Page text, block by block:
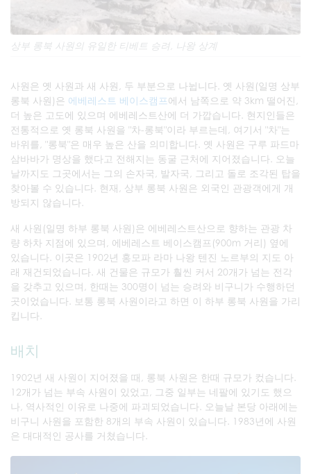
상부 롱북 사원의 유일한 티베트 승려, 나왕 상계
사원은 옛 사원과 새 사원, 두 부분으로 나뉩니다. 옛 사원(일명 상부
롱북 사원)은 에베레스트 베이스캠프에서 남쪽으로 약 3km 떨어진,
더 높은 고도에 있으며 에베레스트산에 더 가깝습니다. 현지인들은
전통적으로 옛 롱북 사원을 "차-롱북"이라 부르는데, 여기서 "차"는
바위를, "롱북"은 매우 높은 산을 의미합니다. 옛 사원은 구루 파드마
삼바바가 명상을 했다고 전해지는 동굴 근처에 지어졌습니다. 오늘
날까지도 그곳에서는 그의 손자국, 발자국, 그리고 돌로 조각된 탑을
찾아볼 수 있습니다. 현재, 상부 롱북 사원은 외국인 관광객에게 개
방되지 않습니다.
새 사원(일명 하부 롱북 사원)은 에베레스트산으로 향하는 관광 차
량 하차 지점에 있으며, 에베레스트 베이스캠프(900m 거리) 옆에
있습니다. 이곳은 1902년 홍모파 라마 나왕 텐진 노르부의 지도 아
래 재건되었습니다. 새 건물은 규모가 훨씬 커서 20개가 넘는 전각
을 갖추고 있으며, 한때는 300명이 넘는 승려와 비구니가 수행하던
곳이었습니다. 보통 롱북 사원이라고 하면 이 하부 롱북 사원을 가리
킵니다.
배치
1902년 새 사원이 지어졌을 때, 롱북 사원은 한때 규모가 컸습니다.
12개가 넘는 부속 사원이 있었고, 그중 일부는 네팔에 있기도 했으
나, 역사적인 이유로 나중에 파괴되었습니다. 오늘날 본당 아래에는
비구니 사원을 포함한 8개의 부속 사원이 있습니다. 1983년에 사원
은 대대적인 공사를 거쳤습니다.